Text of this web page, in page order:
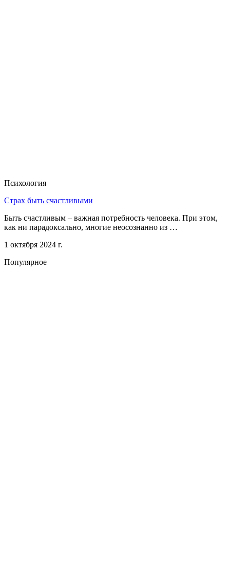
Психология
Страх быть счастливыми
Быть счастливым – важная потребность человека. При этом,
как ни парадоксально, многие неосознанно из …
1 октября 2024 г.
Популярное